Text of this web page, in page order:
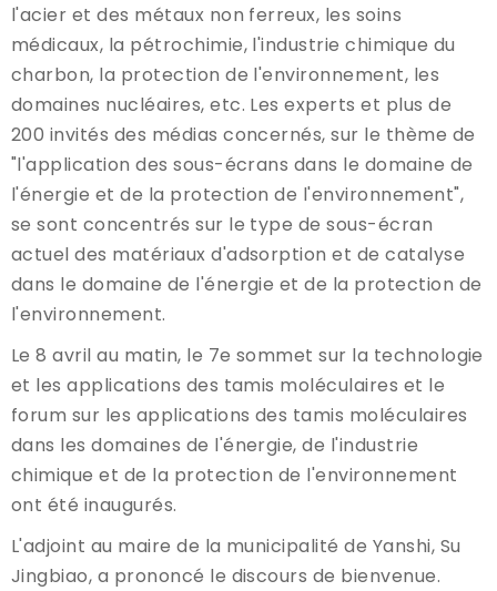
l'acier et des métaux non ferreux, les soins
médicaux, la pétrochimie, l'industrie chimique du
charbon, la protection de l'environnement, les
domaines nucléaires, etc. Les experts et plus de
200 invités des médias concernés, sur le thème de
"l'application des sous-écrans dans le domaine de
l'énergie et de la protection de l'environnement",
se sont concentrés sur le type de sous-écran
actuel des matériaux d'adsorption et de catalyse
dans le domaine de l'énergie et de la protection de
l'environnement.
Le 8 avril au matin, le 7e sommet sur la technologie
et les applications des tamis moléculaires et le
forum sur les applications des tamis moléculaires
dans les domaines de l'énergie, de l'industrie
chimique et de la protection de l'environnement
ont été inaugurés.
L'adjoint au maire de la municipalité de Yanshi, Su
Jingbiao, a prononcé le discours de bienvenue.